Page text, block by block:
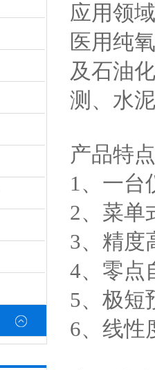
应用领
医用纯
及石油
测、水
产品特
1、一台
2、菜单
3、精度
4、零点
5、极短
6、线性